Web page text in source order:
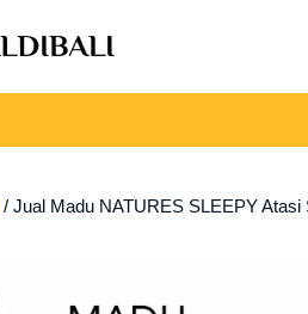
/ Jual Madu NATURES SLEEPY Atasi